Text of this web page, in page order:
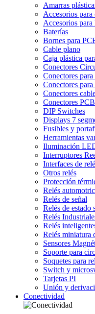
Amarras
Accesorios para
Accesorios
Baterías
Bornes para
Cable plano
Caja plástica
Conectores
Conectores para
Conectores
Conectores
Conectores
DIP Switches
Displays 7
Fusibles y
Herramientas
Iluminación
Interruptores
Interfaces de relé
Otros relés
Protección
Relés
Relés de señal
Relés de estado
Relés
Relés
Relés miniatura
Sensores
Soporte para
Soquetes para
Switch y
Tarjetas PI
Unión y
Conectividad